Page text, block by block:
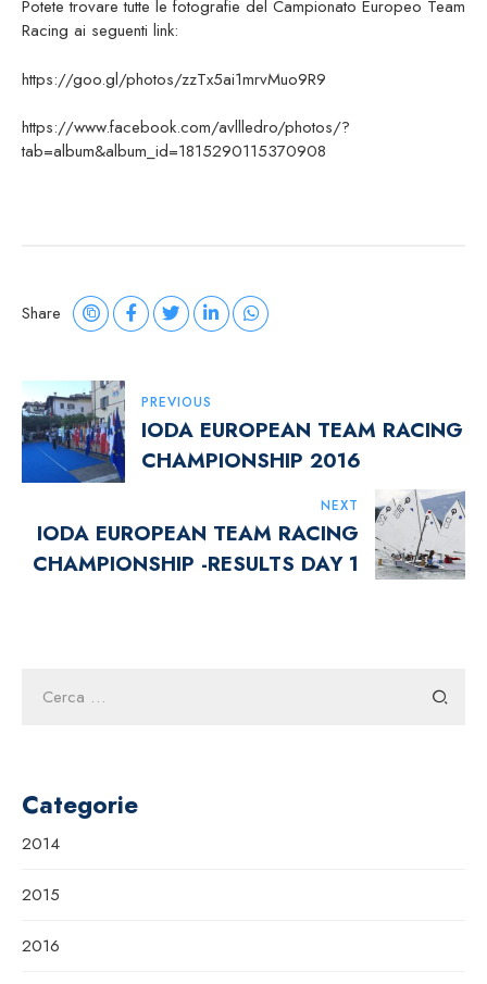
Potete trovare tutte le fotografie del Campionato Europeo Team
Racing ai seguenti link:
https://goo.gl/photos/zzTx5ai1mrvMuo9R9
https://www.facebook.com/avllledro/photos/?
tab=album&album_id=1815290115370908
Share
Navigazione
Articoli
PREVIOUS
IODA EUROPEAN TEAM RACING
CHAMPIONSHIP 2016
NEXT
IODA EUROPEAN TEAM RACING
CHAMPIONSHIP -RESULTS DAY 1
per:
Categorie
2014
2015
2016